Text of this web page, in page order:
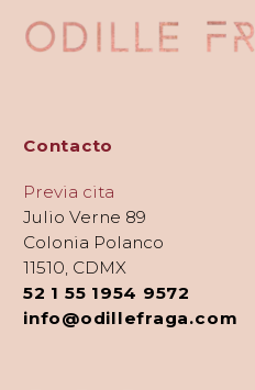
Contacto
Previa cita
Julio Verne 89
Colonia Polanco
11510, CDMX
52 1 55 1954 9572
info@odillefraga.com